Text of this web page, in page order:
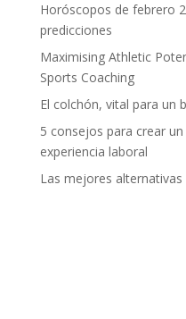
Horóscopos de febrero
predicciones
Maximising Athletic
Sports Coaching
El colchón, vital para un
5 consejos para crear
experiencia laboral
Las mejores alternativas